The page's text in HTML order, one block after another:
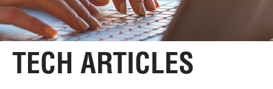
Home
TECH ARTICLES